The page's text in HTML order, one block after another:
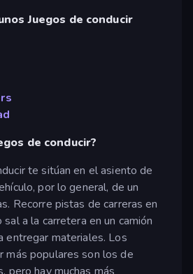
Juegos de conducir
de conducir?
te sitúan en el asiento de
por lo general, de un
Recorre pistas de carreras en
a la carretera en un camión
entregar materiales. Los
más populares son los de